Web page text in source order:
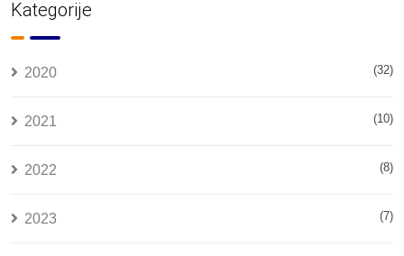
Kategorije
2020 (32)
2021 (10)
2022 (8)
2023 (7)